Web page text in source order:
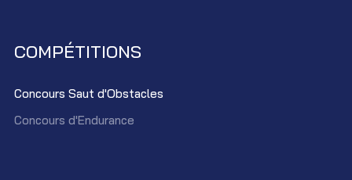
COMPÉTITIONS
Concours Saut d'Obstacles
Concours d'Endurance